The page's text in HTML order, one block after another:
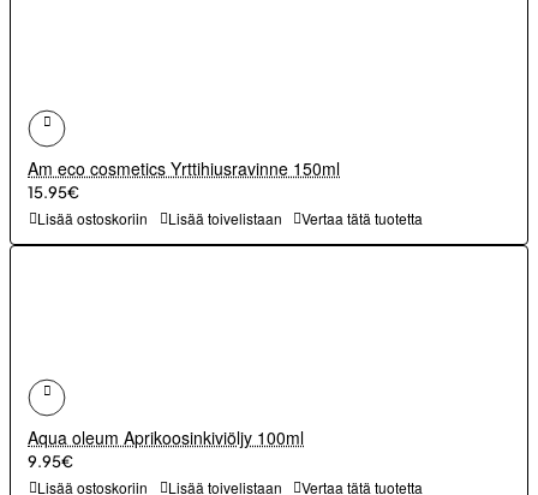
Am eco cosmetics Yrttihiusravinne 150ml
15.95€
Lisää ostoskoriin Lisää toivelistaan Vertaa tätä tuotetta
Aqua oleum Aprikoosinkiviöljy 100ml
9.95€
Lisää ostoskoriin Lisää toivelistaan Vertaa tätä tuotetta